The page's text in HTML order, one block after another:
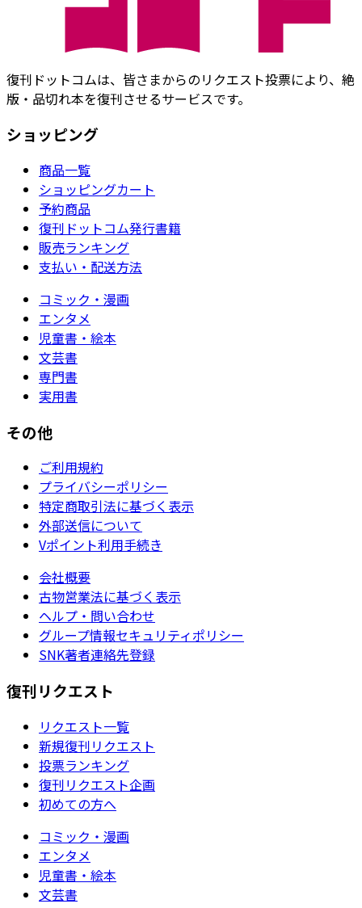
復刊ドットコムは、皆さまからのリクエスト投票により、絶
版・品切れ本を復刊させるサービスです。
ショッピング
商品一覧
ショッピングカート
予約商品
復刊ドットコム発行書籍
販売ランキング
支払い・配送方法
コミック・漫画
エンタメ
児童書・絵本
文芸書
専門書
実用書
その他
ご利用規約
プライバシーポリシー
特定商取引法に基づく表示
外部送信について
Vポイント利用手続き
会社概要
古物営業法に基づく表示
ヘルプ・問い合わせ
グループ情報セキュリティポリシー
SNK著者連絡先登録
復刊リクエスト
リクエスト一覧
新規復刊リクエスト
投票ランキング
復刊リクエスト企画
初めての方へ
コミック・漫画
エンタメ
児童書・絵本
文芸書